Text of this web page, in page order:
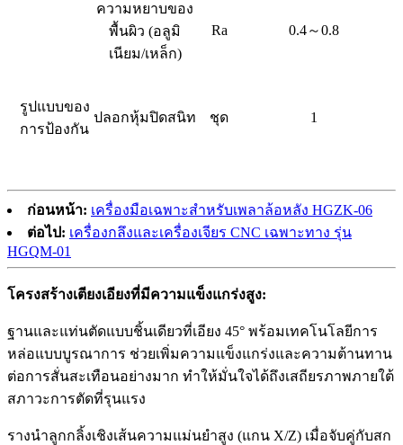
ความหยาบของ
พื้นผิว (อลูมิ
เนียม/เหล็ก)
Ra 0.4～0.8
รูปแบบของ
การป้องกัน
ปลอกหุ้มปิดสนิท ชุด 1
ก่อนหน้า: เครื่องมือเฉพาะสำหรับเพลาล้อหลัง HGZK-06
ต่อไป: เครื่องกลึงและเครื่องเจียร CNC เฉพาะทาง รุ่น
HGQM-01
โครงสร้างเตียงเอียงที่มีความแข็งแกร่งสูง:
ฐานและแท่นตัดแบบชิ้นเดียวที่เอียง 45° พร้อมเทคโนโลยีการ
หล่อแบบบูรณาการ ช่วยเพิ่มความแข็งแกร่งและความต้านทาน
ต่อการสั่นสะเทือนอย่างมาก ทำให้มั่นใจได้ถึงเสถียรภาพภายใต้
สภาวะการตัดที่รุนแรง
รางนำลูกกลิ้งเชิงเส้นความแม่นยำสูง (แกน X/Z) เมื่อจับคู่กับสก